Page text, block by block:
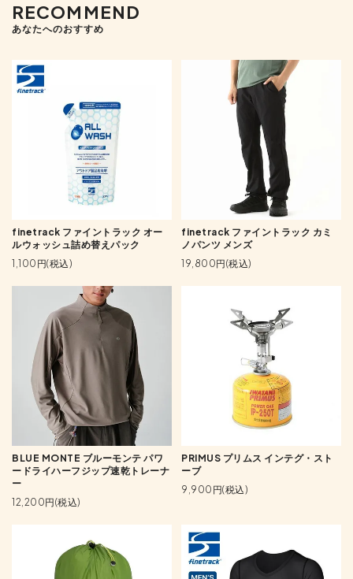
RECOMMEND
あなたへのおすすめ
finetrack ファイントラック オー
ルウォッシュ詰め替えパック
1,100円(税込)
finetrack ファイントラック カミ
ノパンツ メンズ
19,800円(税込)
BLUE MONTE ブルーモンテ パワ
ードライハーフジップ速乾トレーナ
ー
12,200円(税込)
PRIMUS プリムス インテグ・スト
ーブ
9,900円(税込)